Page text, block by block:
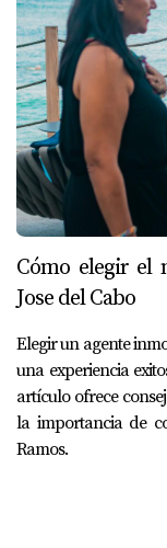
Cómo elegir el
Jose del Cabo
Elegir un agente
una experiencia
artículo ofrece
la importancia de
Ramos.